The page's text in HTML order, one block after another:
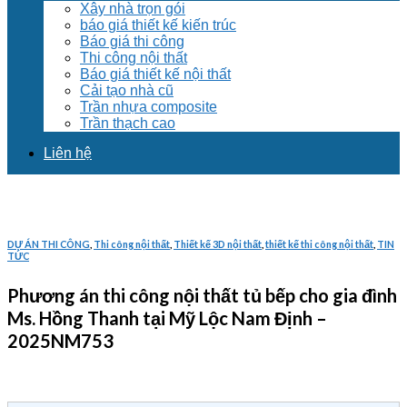
Xây nhà trọn gói
báo giá thiết kế kiến trúc
Báo giá thi công
Thi công nội thất
Báo giá thiết kế nội thất
Cải tạo nhà cũ
Trần nhựa composite
Trần thạch cao
Liên hệ
DỰ ÁN THI CÔNG Thi công nội thất Thiết kế 3D nội thất thiết kế thi công nội thất TIN
TỨC
Phương án thi công nội thất tủ bếp cho gia đình
Ms. Hồng Thanh tại Mỹ Lộc Nam Định –
2025NM753